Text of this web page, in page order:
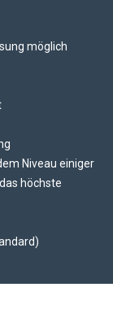
möglich
Niveau einiger
höchste